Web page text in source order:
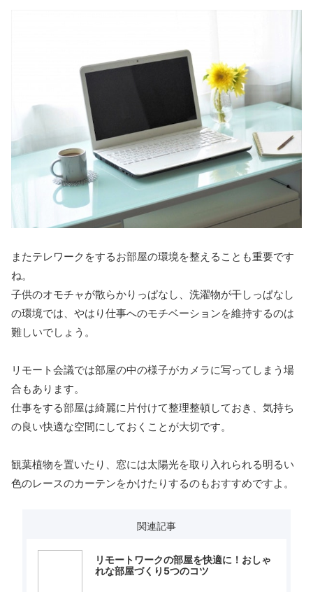
またテレワークをするお部屋の環境を整えることも重要です
ね。
子供のオモチャが散らかりっぱなし、洗濯物が干しっぱなし
の環境では、やはり仕事へのモチベーションを維持するのは
難しいでしょう。
リモート会議では部屋の中の様子がカメラに写ってしまう場
合もあります。
仕事をする部屋は綺麗に片付けて整理整頓しておき、気持ち
の良い快適な空間にしておくことが大切です。
観葉植物を置いたり、窓には太陽光を取り入れられる明るい
色のレースのカーテンをかけたりするのもおすすめですよ。
関連記事
リモートワークの部屋を快適に！おしゃ
れな部屋づくり5つのコツ